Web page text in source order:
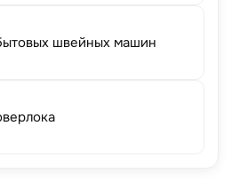
швейных машин